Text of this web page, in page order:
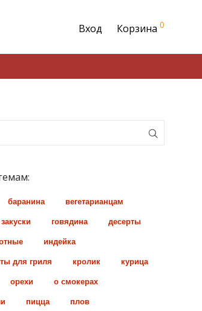
Вход Корзина 0
баранина вегетарианцам
говядина десерты
индейка
для гриля кролик курица
орехи о смокерах
пицца плов